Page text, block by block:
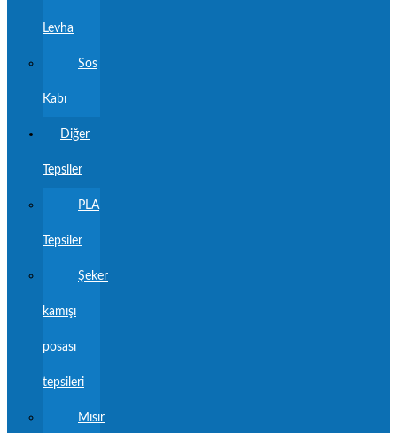
Levha
Sos
Kabı
Diğer
Tepsiler
PLA
Tepsiler
Şeker
kamışı
posası
tepsileri
Mısır